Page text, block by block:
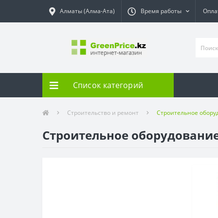
Алматы (Алма-Ата) Время работы
Список категорий
Строительство и ремонт Строительное
Строительное